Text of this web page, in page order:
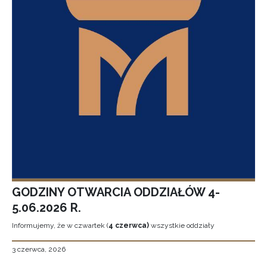
GODZINY OTWARCIA ODDZIAŁÓW 4-
5.06.2026 R.
Informujemy, że w czwartek (4 czerwca) wszystkie oddziały
3 czerwca, 2026